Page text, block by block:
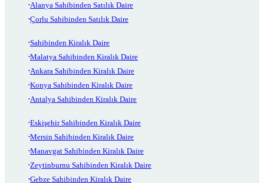
Alanya Sahibinden Satılık Daire
Çorlu Sahibinden Satılık Daire
Sahibinden Kiralık Daire
Malatya Sahibinden Kiralık Daire
Ankara Sahibinden Kiralık Daire
Konya Sahibinden Kiralık Daire
Antalya Sahibinden Kiralık Daire
Eskişehir Sahibinden Kiralık Daire
Mersin Sahibinden Kiralık Daire
Manavgat Sahibinden Kiralık Daire
Zeytinburnu Sahibinden Kiralık Daire
Gebze Sahibinden Kiralık Daire